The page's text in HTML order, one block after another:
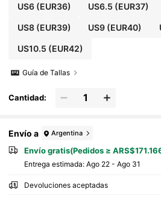
US6(EUR36) US6.5 (EUR37)
US8(EUR39) US9 (EUR40)
US10.5 (EUR42)
Guía de Tallas
Cantidad:
Envío a Argentina
Envío gratis(Pedidos ≥
Entrega estimada: Ago 22 - Ago 31
Devoluciones aceptadas